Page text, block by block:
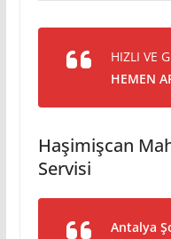
HIZLI VE
HEMEN
Haşimişcan
Servisi
Antalya